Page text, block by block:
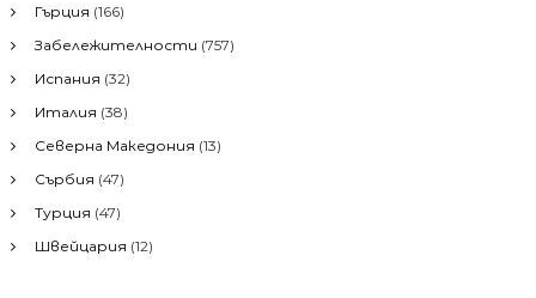
Гърция (166)
Забележителности (757)
Испания (32)
Италия (38)
Северна Македония (13)
Сърбия (47)
Турция (47)
Швейцария (12)